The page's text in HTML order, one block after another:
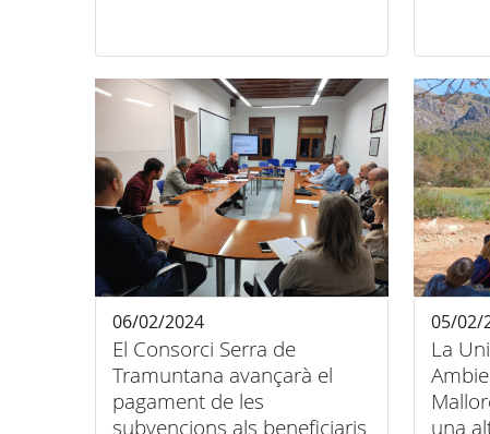
El Consorci Serra de
Tramuntana avançarà el
pagament de les
subvencions als beneficiaris
06/02/2024
La
una
05/02/